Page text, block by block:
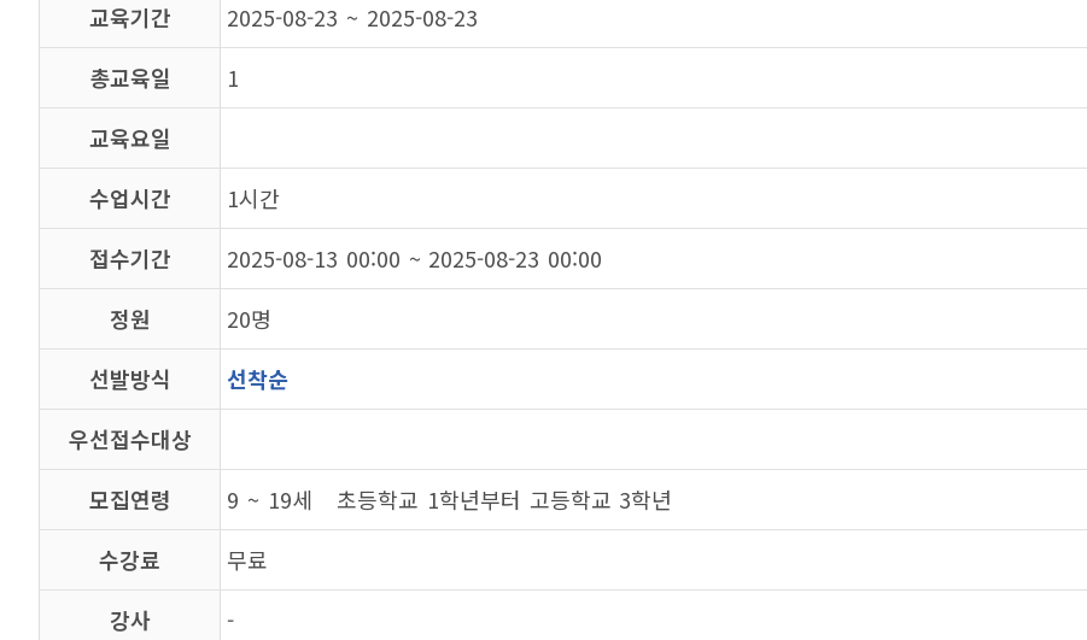
교육기간
2025-08-23 ~ 2025-08-23
총교육일
1
교육요일
수업시간
1시간
접수기간
2025-08-13 00:00 ~ 2025-08-23 00:00
정원
20명
선발방식
선착순
우선접수대상
모집연령
9 ~ 19세 초등학교 1학년부터 고등학교 3학년
수강료
무료
강사
-